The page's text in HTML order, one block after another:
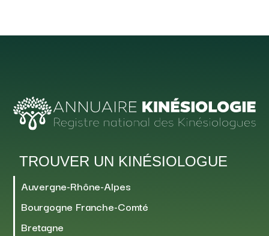
TROUVER UN KINÉSIOLOGUE
Auvergne-Rhône-Alpes
Bourgogne Franche-Comté
Bretagne